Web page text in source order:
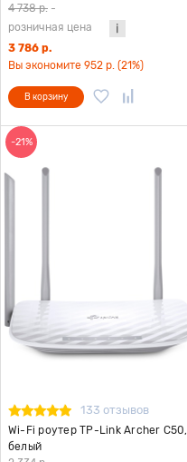
4 738 р. -
розничная цена
3 786 р.
Вы экономите 952 р. (21%)
В корзину
-21%
133 отзывов
Wi-Fi роутер TP-Link Archer C50,
белый